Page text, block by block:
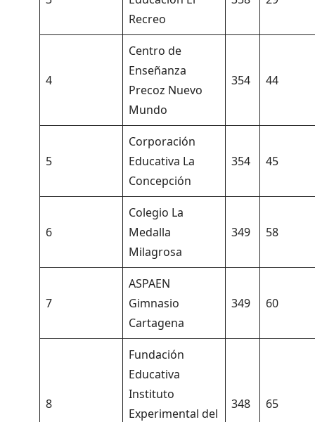
Recreo
4
Centro de
Enseñanza
Precoz Nuevo
Mundo
354 44
5
Corporación
Educativa La
Concepción
354 45
6
Colegio La
Medalla
Milagrosa
349 58
7
ASPAEN
Gimnasio
Cartagena
349 60
8
Fundación
Educativa
Instituto
Experimental del
348 65